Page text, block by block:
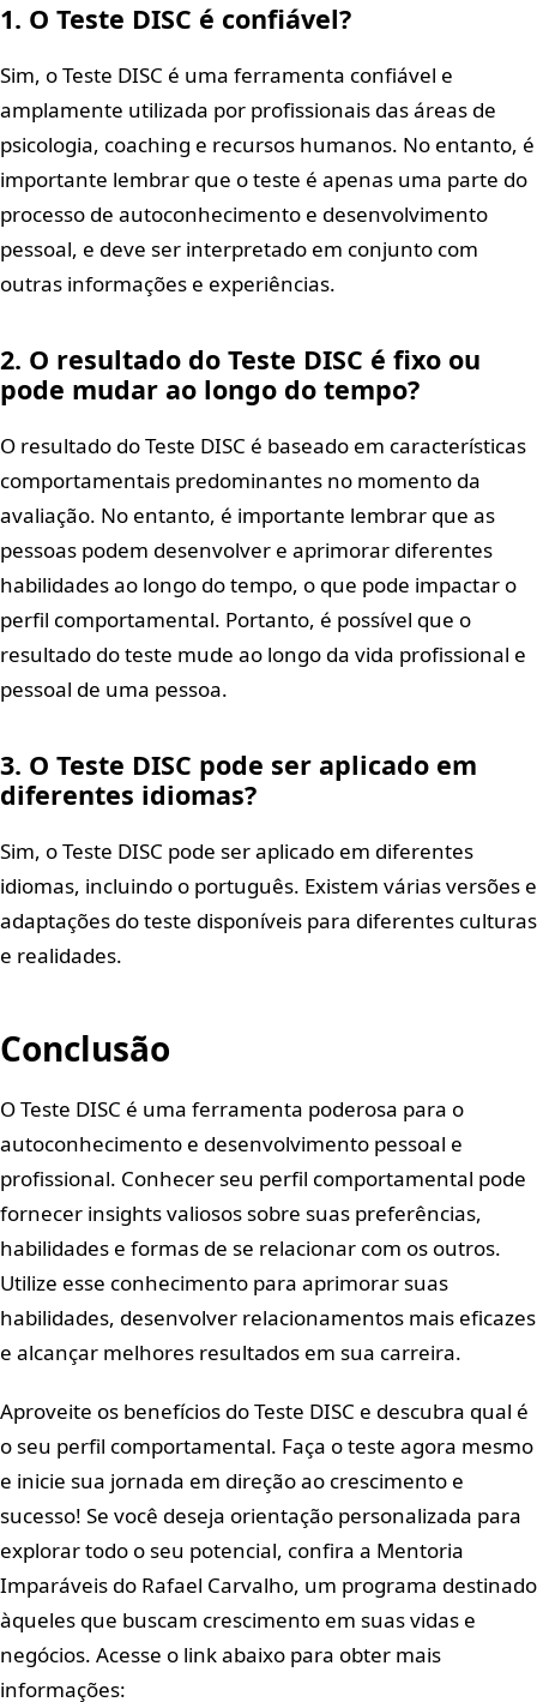
1. O Teste DISC é confiável?
Sim, o Teste DISC é uma ferramenta confiável e
amplamente utilizada por profissionais das áreas de
psicologia, coaching e recursos humanos. No entanto, é
importante lembrar que o teste é apenas uma parte do
processo de autoconhecimento e desenvolvimento
pessoal, e deve ser interpretado em conjunto com
outras informações e experiências.
2. O resultado do Teste DISC é fixo ou
pode mudar ao longo do tempo?
O resultado do Teste DISC é baseado em características
comportamentais predominantes no momento da
avaliação. No entanto, é importante lembrar que as
pessoas podem desenvolver e aprimorar diferentes
habilidades ao longo do tempo, o que pode impactar o
perfil comportamental. Portanto, é possível que o
resultado do teste mude ao longo da vida profissional e
pessoal de uma pessoa.
3. O Teste DISC pode ser aplicado em
diferentes idiomas?
Sim, o Teste DISC pode ser aplicado em diferentes
idiomas, incluindo o português. Existem várias versões e
adaptações do teste disponíveis para diferentes culturas
e realidades.
Conclusão
O Teste DISC é uma ferramenta poderosa para o
autoconhecimento e desenvolvimento pessoal e
profissional. Conhecer seu perfil comportamental pode
fornecer insights valiosos sobre suas preferências,
habilidades e formas de se relacionar com os outros.
Utilize esse conhecimento para aprimorar suas
habilidades, desenvolver relacionamentos mais eficazes
e alcançar melhores resultados em sua carreira.
Aproveite os benefícios do Teste DISC e descubra qual é
o seu perfil comportamental. Faça o teste agora mesmo
e inicie sua jornada em direção ao crescimento e
sucesso! Se você deseja orientação personalizada para
explorar todo o seu potencial, confira a Mentoria
Imparáveis do Rafael Carvalho, um programa destinado
àqueles que buscam crescimento em suas vidas e
negócios. Acesse o link abaixo para obter mais
informações: